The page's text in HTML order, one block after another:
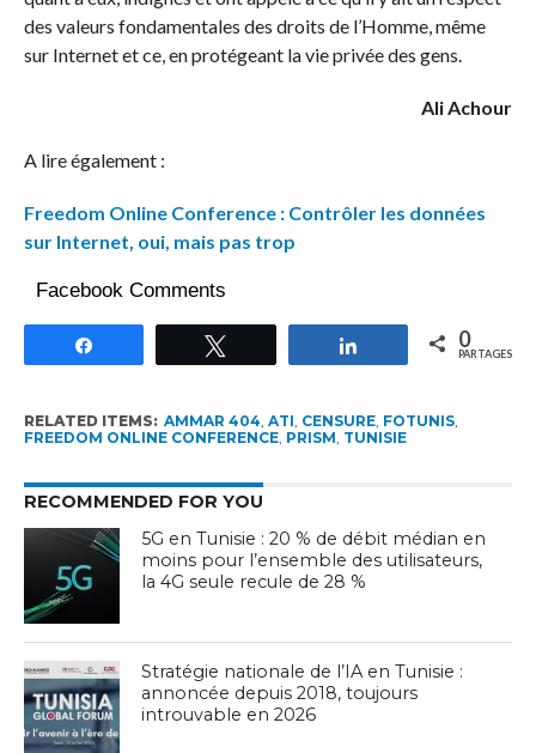
des valeurs fondamentales des droits de l’Homme, même
sur Internet et ce, en protégeant la vie privée des gens.
Ali Achour
A lire également :
Freedom Online Conference : Contrôler les données
sur Internet, oui, mais pas trop
Facebook Comments
Partagez 0
PARTAGES
RELATED ITEMS: AMMAR 404 ATI CENSURE, FOTUNIS,
FREEDOM ONLINE CONFERENCE, PRISM TUNISIE
RECOMMENDED FOR YOU
5G en Tunisie : 20 % de débit médian en
moins pour l’ensemble des utilisateurs,
la 4G seule recule de 28 %
Stratégie nationale de l’IA en Tunisie :
annoncée depuis 2018, toujours
introuvable en 2026